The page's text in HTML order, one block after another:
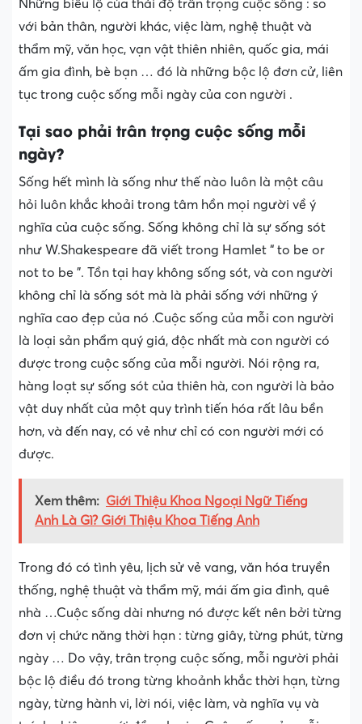
Những biểu lộ của thái độ trân trọng cuộc sống : so
với bản thân, người khác, việc làm, nghệ thuật và
thẩm mỹ, văn học, vạn vật thiên nhiên, quốc gia, mái
ấm gia đình, bè bạn … đó là những bộc lộ đơn cử, liên
tục trong cuộc sống mỗi ngày của con người .
Tại sao phải trân trọng cuộc sống mỗi
ngày?
Sống hết mình là sống như thế nào luôn là một câu
hỏi luôn khắc khoải trong tâm hồn mọi người về ý
nghĩa của cuộc sống. Sống không chỉ là sự sống sót
như W.Shakespeare đã viết trong Hamlet “ to be or
not to be ”. Tồn tại hay không sống sót, và con người
không chỉ là sống sót mà là phải sống với những ý
nghĩa cao đẹp của nó .Cuộc sống của mỗi con người
là loại sản phẩm quý giá, độc nhất mà con người có
được trong cuộc sống của mỗi người. Nói rộng ra,
hàng loạt sự sống sót của thiên hà, con người là bảo
vật duy nhất của một quy trình tiến hóa rất lâu bền
hơn, và đến nay, có vẻ như chỉ có con người mới có
được.
Xem thêm: Giới Thiệu Khoa Ngoại Ngữ Tiếng
Anh Là Gì? Giới Thiệu Khoa Tiếng Anh
Trong đó có tình yêu, lịch sử vẻ vang, văn hóa truyền
thống, nghệ thuật và thẩm mỹ, mái ấm gia đình, quê
nhà …Cuộc sống dài nhưng nó được kết nên bởi từng
đơn vị chức năng thời hạn : từng giây, từng phút, từng
ngày … Do vậy, trân trọng cuộc sống, mỗi người phải
bộc lộ điều đó trong từng khoảnh khắc thời hạn, từng
ngày, từng hành vi, lời nói, việc làm, và nghĩa vụ và